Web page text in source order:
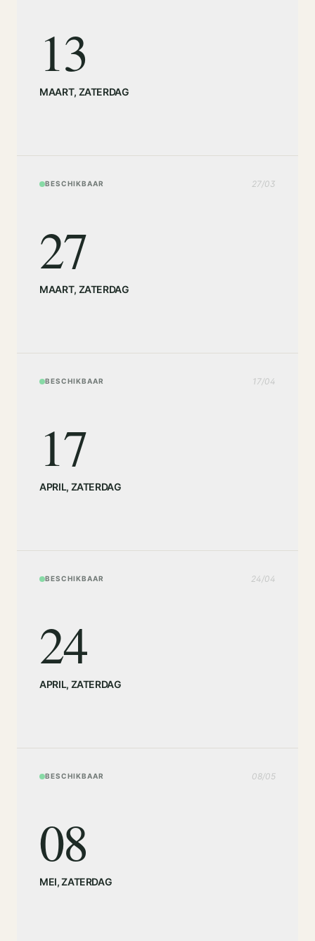
13
MAART, ZATERDAG
BESCHIKBAAR 27/03
27
MAART, ZATERDAG
BESCHIKBAAR 17/04
17
APRIL, ZATERDAG
BESCHIKBAAR 24/04
24
APRIL, ZATERDAG
BESCHIKBAAR 08/05
08
MEI,ZATERDAG